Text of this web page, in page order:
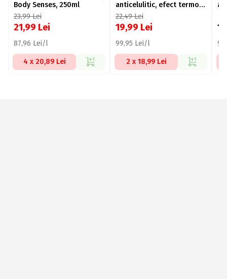
Body Senses, 250ml
23,99Lei
21,99 Lei
87,96 Lei/l
4 x 20,89 Lei
anticelulitic, efect termo-
activ, Cellufight, 200ml
22,49Lei
19,99 Lei
99,95 Lei/l
2 x 18,99 Lei